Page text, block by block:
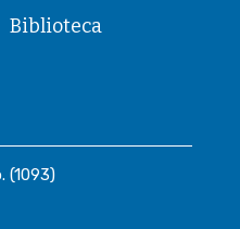
Biblioteca
(1093)